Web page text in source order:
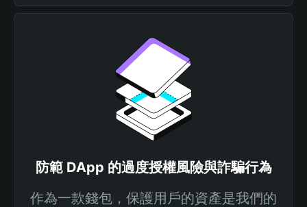
防範 DApp 的過度授權風險與詐騙行為
作為一款錢包，保護用戶的資產是我們的